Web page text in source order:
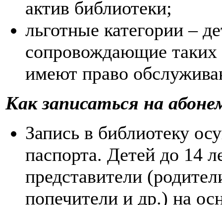
актив библиотеки;
льготные категории –
сопровождающие
имеют право
Как записаться на
Запись в библиотеку
паспорта. Детей до 14
представители
попечители и др.) на